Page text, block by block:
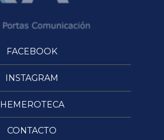
FACEBOOK
INSTAGRAM
HEMEROTECA
CONTACTO